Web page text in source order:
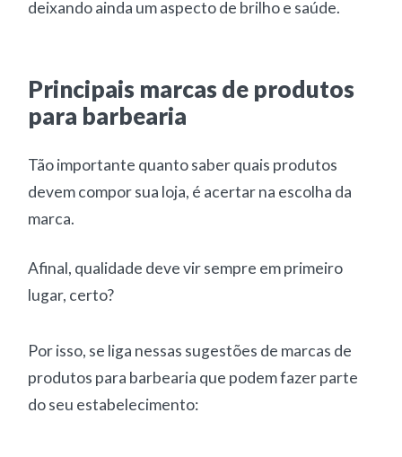
deixando ainda um aspecto de brilho e saúde.
Principais marcas de produtos
para barbearia
Tão importante quanto saber quais produtos
devem compor sua loja, é acertar na escolha da
marca.
Afinal, qualidade deve vir sempre em primeiro
lugar, certo?
Por isso, se liga nessas sugestões de marcas de
produtos para barbearia que podem fazer parte
do seu estabelecimento: